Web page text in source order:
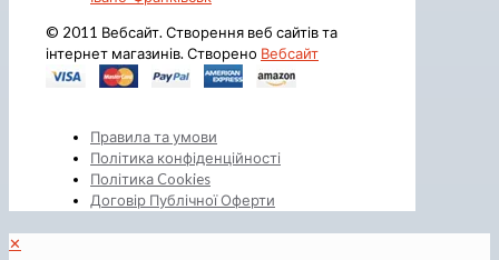
© 2011 Вебсайт. Створення веб сайтів та
інтернет магазинів. Створено Вебсайт
Правила та умови
Політика конфіденційності
Політика Cookies
Договір Публічної Оферти
✕